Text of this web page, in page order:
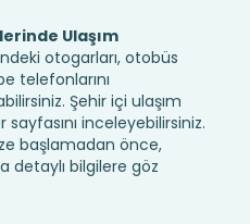
Ulaşım
otogarları, otobüs
telefonlarını
Şehir içi ulaşım
inceleyebilirsiniz.
başlamadan önce,
detaylı bilgilere göz